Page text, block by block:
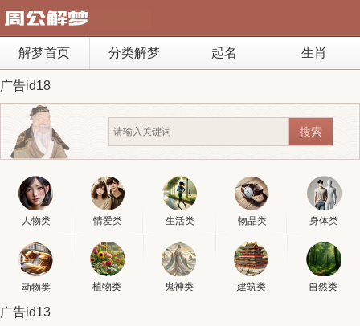
解梦首页 分类解梦 起名 生肖
广告id18
人物类 情爱类 生活类 物品类 身体类
动物类 植物类 鬼神类 建筑类 自然类
广告id13